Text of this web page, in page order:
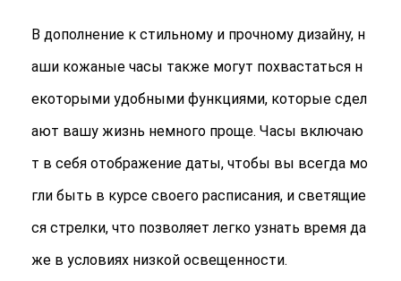
Детские наручные часы
Части для часов
Запчасти для ремней часов
В дополнение к стильному и прочному дизайну, н
аши кожаные часы также могут похвастаться н
екоторыми удобными функциями, которые сдел
ают вашу жизнь немного проще. Часы включаю
т в себя отображение даты, чтобы вы всегда мо
гли быть в курсе своего расписания, и светящие
ся стрелки, что позволяет легко узнать время да
же в условиях низкой освещенности.